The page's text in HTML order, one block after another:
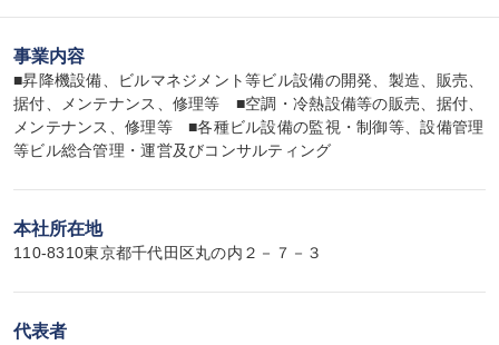
事業内容
■昇降機設備、ビルマネジメント等ビル設備の開発、製造、販売、
据付、メンテナンス、修理等　■空調・冷熱設備等の販売、据付、
メンテナンス、修理等　■各種ビル設備の監視・制御等、設備管理
等ビル総合管理・運営及びコンサルティング
本社所在地
110-8310東京都千代田区丸の内２－７－３
代表者